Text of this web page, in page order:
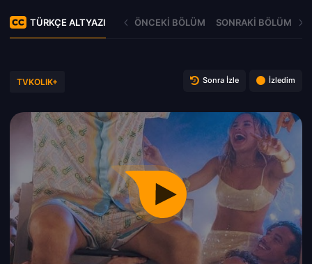
TÜRKÇE ALTYAZI ÖNCEKI BÖLÜM SONRAKI BÖLÜM
TVKOLIK+ Sonra İzle İzledim